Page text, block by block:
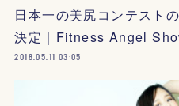
日本一の美尻コンテスト
決定｜Fitness Angel
2018.05.11 03:05